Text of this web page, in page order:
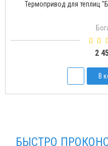
Термопривод для
1
В
БЫСТРО